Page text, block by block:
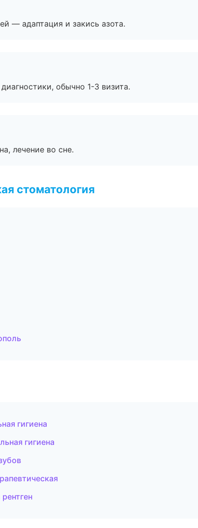
— адаптация и закись азота.
обычно 1-3 визита.
лечение во сне.
стоматология
гигиена
гигиена